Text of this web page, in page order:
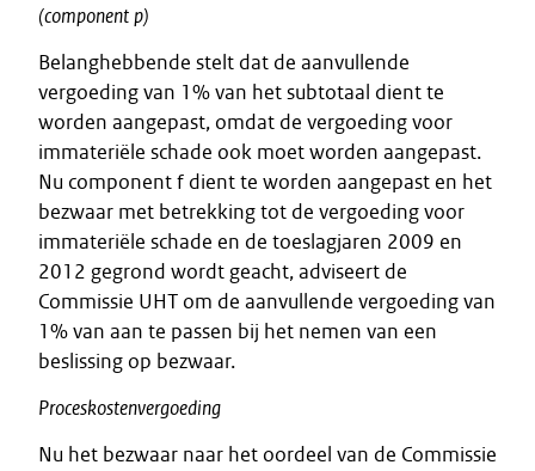
(componentp)
Belanghebbende stelt dat de aanvullende
vergoeding van 1% van het subtotaal dient te
worden aangepast, omdat de vergoeding voor
immateriële schade ook moet worden aangepast.
Nu component f dient te worden aangepast en het
bezwaar met betrekking tot de vergoeding voor
immateriële schade en de toeslagjaren 2009 en
2012 gegrond wordt geacht, adviseert de
Commissie UHT om de aanvullende vergoeding van
1% van aan te passen bij het nemen van een
beslissing op bezwaar.
Proceskostenvergoeding
Nu het bezwaar naar het oordeel van de Commissie